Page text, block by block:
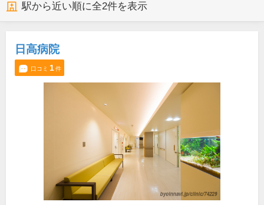
駅から近い順に全2件を表示
日高病院
口コミ 1件